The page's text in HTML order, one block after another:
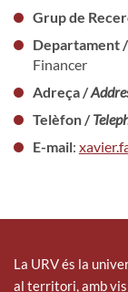
Grup de
Departament /
Financer
Adreça /
Telèfon /
E-mail:
La URV és la
al territori, amb